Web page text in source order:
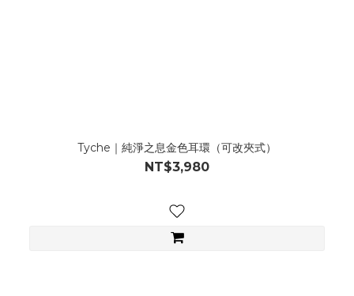
Tyche｜純淨之息金色耳環（可改夾式）
NT$3,980